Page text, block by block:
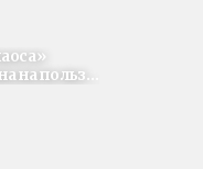
на польз...